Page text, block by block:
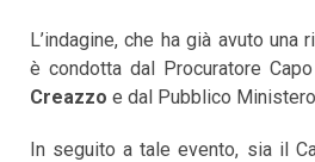
L’indagine, che ha già avuto una
è condotta dal Procuratore
Creazzo e dal Pubblico
In seguito a tale evento, sia il